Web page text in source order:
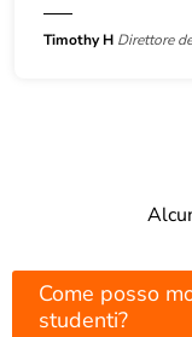
Timothy H Direttore
Come posso
studenti?